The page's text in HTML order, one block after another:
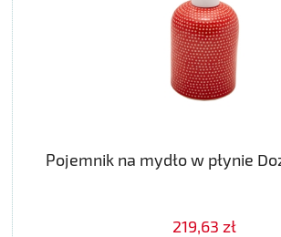
Pojemnik na mydło w płynie
219,63 zł